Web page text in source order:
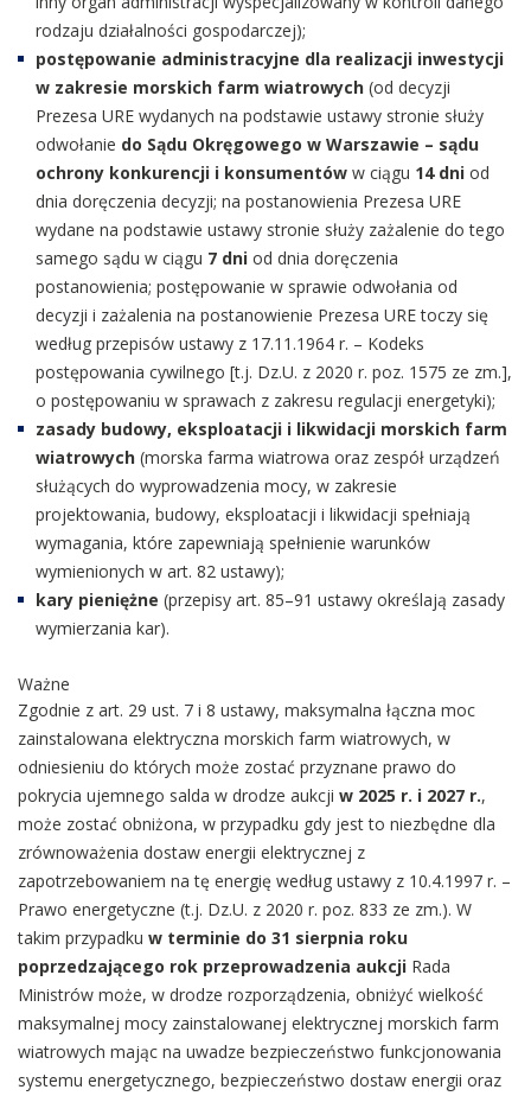
rodzaju działalności gospodarczej);
postępowanie administracyjne dla realizacji inwestycji
w zakresie morskich farm wiatrowych (od decyzji
Prezesa URE wydanych na podstawie ustawy stronie służy
odwołanie do Sądu Okręgowego w Warszawie – sądu
ochrony konkurencji i konsumentów w ciągu 14 dni od
dnia doręczenia decyzji; na postanowienia Prezesa URE
wydane na podstawie ustawy stronie służy zażalenie do tego
samego sądu w ciągu 7 dni od dnia doręczenia
postanowienia; postępowanie w sprawie odwołania od
decyzji i zażalenia na postanowienie Prezesa URE toczy się
według przepisów ustawy z 17.11.1964 r. – Kodeks
postępowania cywilnego [t.j. Dz.U. z 2020 r. poz. 1575 ze zm.],
o postępowaniu w sprawach z zakresu regulacji energetyki);
zasady budowy, eksploatacji i likwidacji morskich farm
wiatrowych (morska farma wiatrowa oraz zespół urządzeń
służących do wyprowadzenia mocy, w zakresie
projektowania, budowy, eksploatacji i likwidacji spełniają
wymagania, które zapewniają spełnienie warunków
wymienionych w art. 82 ustawy);
kary pieniężne (przepisy art. 85–91 ustawy określają zasady
wymierzania kar).
Ważne
Zgodnie z art. 29 ust. 7 i 8 ustawy, maksymalna łączna moc
zainstalowana elektryczna morskich farm wiatrowych, w
odniesieniu do których może zostać przyznane prawo do
pokrycia ujemnego salda w drodze aukcji w 2025 r. i 2027 r.,
może zostać obniżona, w przypadku gdy jest to niezbędne dla
zrównoważenia dostaw energii elektrycznej z
zapotrzebowaniem na tę energię według ustawy z 10.4.1997 r. –
Prawo energetyczne (t.j. Dz.U. z 2020 r. poz. 833 ze zm.). W
takim przypadku w terminie do 31 sierpnia roku
poprzedzającego rok przeprowadzenia aukcji Rada
Ministrów może, w drodze rozporządzenia, obniżyć wielkość
maksymalnej mocy zainstalowanej elektrycznej morskich farm
wiatrowych mając na uwadze bezpieczeństwo funkcjonowania
systemu energetycznego, bezpieczeństwo dostaw energii oraz